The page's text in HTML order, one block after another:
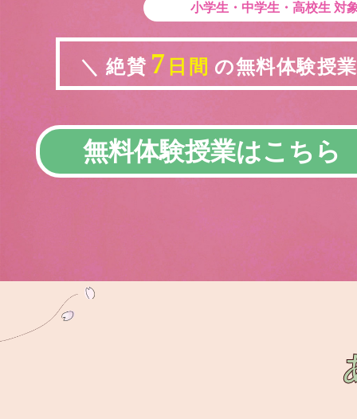
小学生・中学生・高校生 対
＼ 絶賛 7 日間 の無料体験授
無料体験授業はこちら